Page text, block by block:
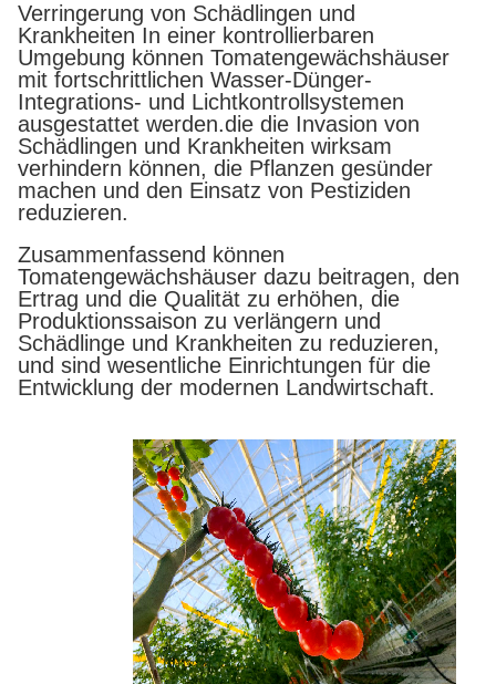
Verringerung von Schädlingen und
Krankheiten In einer kontrollierbaren
Umgebung können Tomatengewächshäuser
mit fortschrittlichen Wasser-Dünger-
Integrations- und Lichtkontrollsystemen
ausgestattet werden.die die Invasion von
Schädlingen und Krankheiten wirksam
verhindern können, die Pflanzen gesünder
machen und den Einsatz von Pestiziden
reduzieren.
Zusammenfassend können
Tomatengewächshäuser dazu beitragen, den
Ertrag und die Qualität zu erhöhen, die
Produktionssaison zu verlängern und
Schädlinge und Krankheiten zu reduzieren,
und sind wesentliche Einrichtungen für die
Entwicklung der modernen Landwirtschaft.